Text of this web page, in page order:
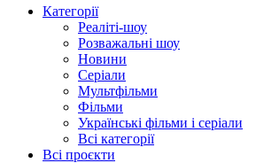
Категорії
Реаліті-шоу
Розважальні шоу
Новини
Серіали
Мультфільми
Фільми
Українські фільми і серіали
Всі категорії
Всі проєкти